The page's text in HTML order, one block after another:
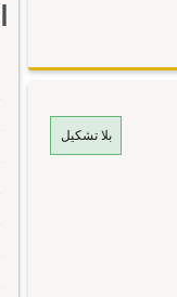
بلا تشكيل